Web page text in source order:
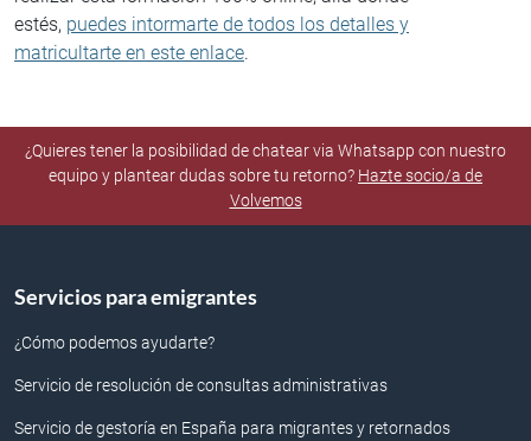
estés, puedes intormarte de todos los detalles y
matricultarte en este enlace.
¿Quieres tener la posibilidad de chatear via Whatsapp con nuestro
equipo y plantear dudas sobre tu retorno? Hazte socio/a de
Volvemos
Servicios para emigrantes
¿Cómo podemos ayudarte?
Servicio de resolución de consultas administrativas
Servicio de gestoría en España para migrantes y retornados